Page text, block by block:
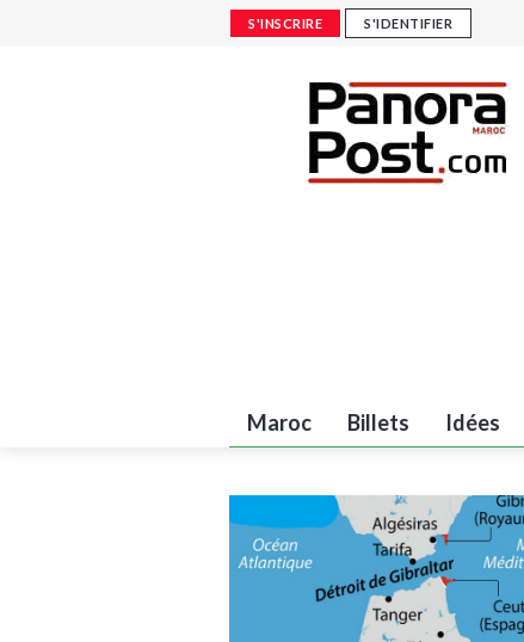
S'INSCRIRE S'IDENTIFIER
Maroc Billets Idées